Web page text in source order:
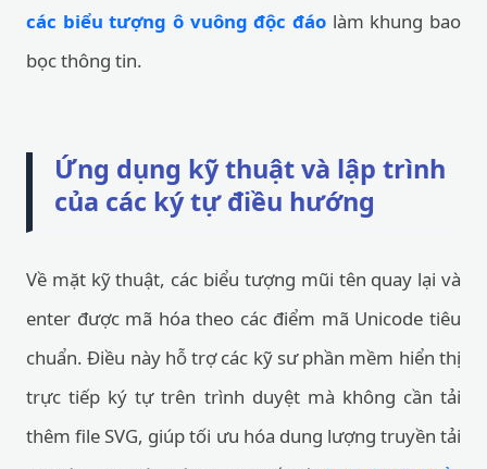
các biểu tượng ô vuông độc đáo làm khung bao
bọc thông tin.
Ứng dụng kỹ thuật và lập trình
của các ký tự điều hướng
Về mặt kỹ thuật, các biểu tượng mũi tên quay lại và
enter được mã hóa theo các điểm mã Unicode tiêu
chuẩn. Điều này hỗ trợ các kỹ sư phần mềm hiển thị
trực tiếp ký tự trên trình duyệt mà không cần tải
thêm file SVG, giúp tối ưu hóa dung lượng truyền tải